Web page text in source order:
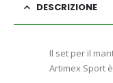
DESCRIZIONE
Il set per il
Artimex Sport